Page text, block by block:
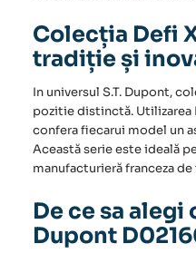
Colecția Defi
tradiție și
In universul S.T. Dupont,
pozitie distinctă. Utilizarea
confera fiecarui model un
Această serie este ideală
manufacturieră franceza
De ce sa alegi
Dupont